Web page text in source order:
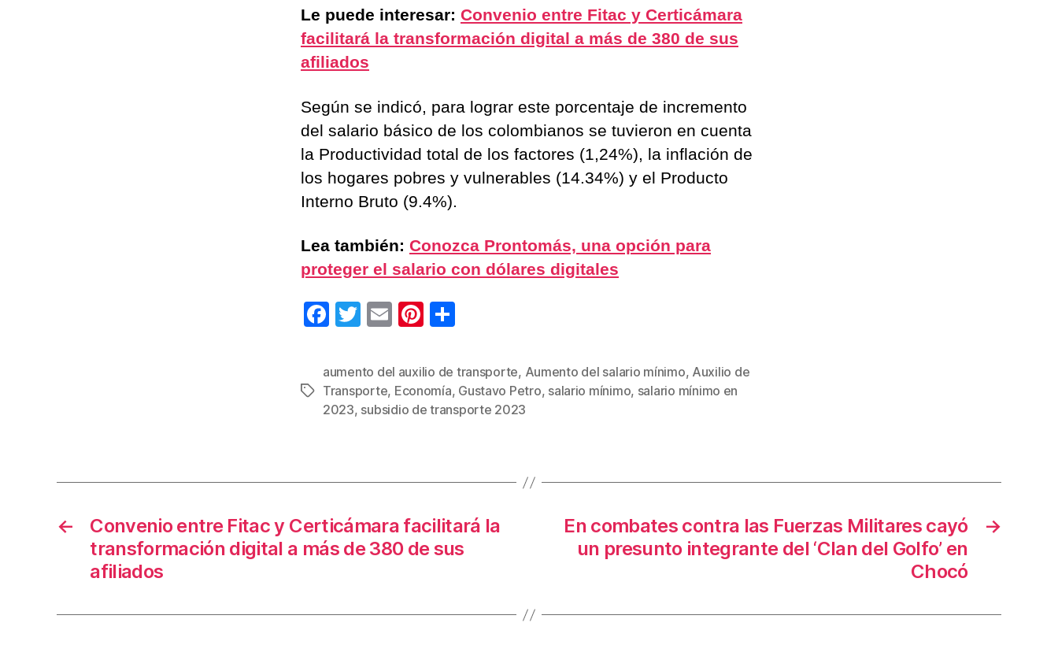
Le puede interesar: Convenio entre Fitac y Certicámara
facilitará la transformación digital a más de 380 de sus
afiliados
Según se indicó, para lograr este porcentaje de incremento
del salario básico de los colombianos se tuvieron en cuenta
la Productividad total de los factores (1,24%), la inflación de
los hogares pobres y vulnerables (14.34%) y el Producto
Interno Bruto (9.4%).
Lea también: Conozca Prontomás, una opción para
proteger el salario con dólares digitales
F
c
e
b
k
T
tt
er
E
ail
Pi
er
e
st
m
p
ar
Etiquetas
aumento del auxilio de transporte, Aumento del salario mínimo, Auxilio de
Transporte, Economía, Gustavo Petro, salario mínimo, salario mínimo en
2023, subsidio de transporte 2023
←
Convenio entre Fitac y Certicámara facilitará la
transformación digital a más de 380 de sus
afiliados
→
En combates contra las Fuerzas Militares cayó
un presunto integrante del ‘Clan del Golfo’ en
Chocó